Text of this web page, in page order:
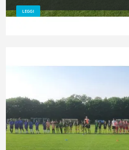
LEGGI